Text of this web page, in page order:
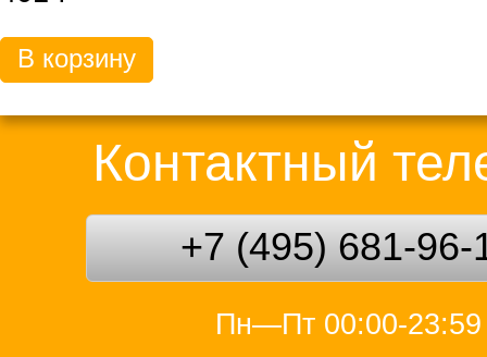
В корзину
Контактный
+7 (495) 681-96-
Пн—Пт 00:00-23:59